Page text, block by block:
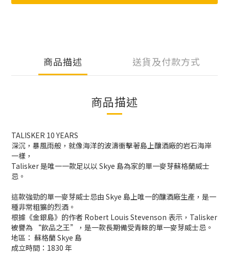
商品描述 送貨及付款方式
商品描述
TALISKER 10 YEARS
深沉，暴風雨般，就像海洋的波濤衝擊著島上釀酒廠的岩石海岸
一樣，
Talisker 是唯一一款足以以 Skye 島為家的單一麥芽蘇格蘭威士
忌。
這款強勁的單一麥芽威士忌由 Skye 島上唯一的釀酒廠生產，是一
種非常粗獷的烈酒。
根據《金銀島》的作者 Robert Louis Stevenson 表示，Talisker
被譽為 “飲品之王”，是一款長期備受青睞的單一麥芽威士忌。
地區： 蘇格蘭 Skye 島
成立時間：1830 年